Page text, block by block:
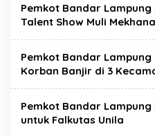
Pemkot Bandar
Talent Show Muli
Pemkot Bandar
Korban Banjir di 3
Pemkot Bandar Lampung
untuk Falkutas Unila